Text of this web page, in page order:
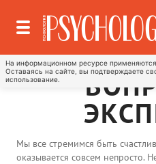
На информационном ресурсе применяются
Оставаясь на сайте, вы подтверждаете
использование.
Мы все стремимся быть
оказывается совсем непросто.